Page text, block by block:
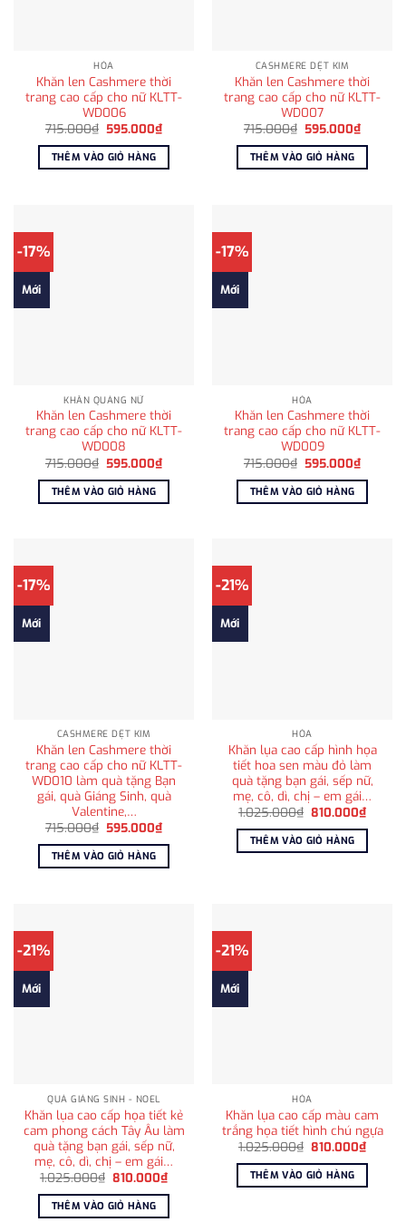
HỎA
Khăn len Cashmere thời
trang cao cấp cho nữ KLTT-
WD006
715.000₫ Giá
là:
715.000₫.
595.000₫Giá
hiện
tại
595.000₫.
THÊM VÀO GIỎ HÀNG
CASHMERE DỆT KIM
Khăn len Cashmere thời
trang cao cấp cho nữ KLTT-
WD007
715.000₫ Giá
là:
715.000₫.
595.000₫Giá
hiện
tại
THÊM VÀO GIỎ HÀNG
-17%
Mới
KHĂN QUÀNG NỮ
Khăn len Cashmere thời
trang cao cấp cho nữ KLTT-
WD008
715.000₫ Giá
là:
715.000₫.
595.000₫Giá
hiện
tại
595.000₫.
THÊM VÀO GIỎ HÀNG
-17%
Mới
HỎA
Khăn len Cashmere thời
trang cao cấp cho nữ KLTT-
WD009
715.000₫ Giá
là:
715.000₫.
595.000₫Giá
hiện
tại
THÊM VÀO GIỎ HÀNG
-17%
Mới
CASHMERE DỆT KIM
Khăn len Cashmere thời
trang cao cấp cho nữ KLTT-
WD010 làm quà tặng Bạn
gái, quà Giáng Sinh, quà
Valentine,…
715.000₫ Giá
là:
715.000₫.
595.000₫Giá
tại
THÊM VÀO GIỎ HÀNG
-21%
Mới
HỎA
Khăn lụa cao cấp hình họa
tiết hoa sen màu đỏ làm
quà tặng bạn gái, sếp nữ,
mẹ, cô, dì, chị – em gái…
1.025.000₫ Giá
là:
1.025.000₫.
810.000₫Giá
tại
THÊM VÀO GIỎ HÀNG
-21%
Mới
QUÀ GIÁNG SINH - NOEL
Khăn lụa cao cấp họa tiết kẻ
cam phong cách Tây Âu làm
quà tặng bạn gái, sếp nữ,
mẹ, cô, dì, chị – em gái…
1.025.000₫ Giá
là:
1.025.000₫.
810.000₫Giá
hiện
tại
THÊM VÀO GIỎ HÀNG
-21%
Mới
HỎA
Khăn lụa cao cấp màu cam
trắng họa tiết hình chú ngựa
1.025.000₫ Giá
là:
1.025.000₫.
810.000₫Giá
hiện
tại
THÊM VÀO GIỎ HÀNG